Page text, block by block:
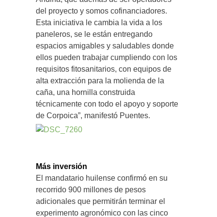
del proyecto y somos cofinanciadores.
Esta iniciativa le cambia la vida a los
paneleros, se le están entregando
espacios amigables y saludables donde
ellos pueden trabajar cumpliendo con los
requisitos fitosanitarios, con equipos de
alta extracción para la molienda de la
caña, una hornilla construida
técnicamente con todo el apoyo y soporte
de Corpoica”, manifestó Puentes.
Más inversión
El mandatario huilense confirmó en su
recorrido 900 millones de pesos
adicionales que permitirán terminar el
experimento agronómico con las cinco